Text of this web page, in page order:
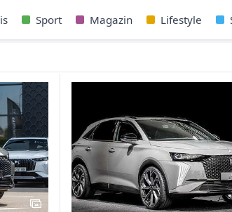
Sport Magazin Lifestyle